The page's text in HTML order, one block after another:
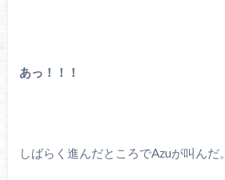
あっ！！！
しばらく進んだところでAzuが叫んだ。